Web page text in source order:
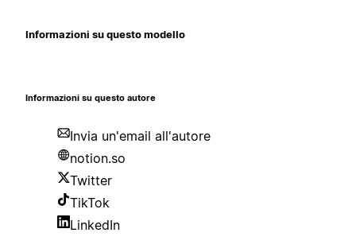
Informazioni su questo modello
Informazioni su questo autore
Invia un'email all'autore
notion.so
Twitter
TikTok
LinkedIn